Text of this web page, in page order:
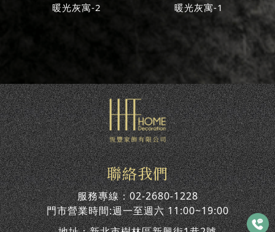
暖光灰寓-2 暖光灰寓-1
聯絡我們
服務專線：02-2680-1228
門市營業時間:週一至週六 11:00~19:00